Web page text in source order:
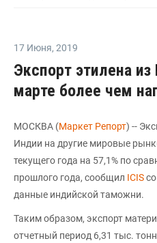
17 Июня, 2019
Экспорт этилена
марте более чем
МОСКВА (Маркет Репорт) --
Индии на другие мировые
текущего года на 57,1% по
прошлого года, сообщил ICIS
данные индийской таможни.
Таким образом, экспорт
отчетный период 6,31 тыс.